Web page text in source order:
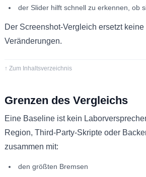
der Slider hilft schnell zu erkennen, ob
Der Screenshot-Vergleich ersetzt
Veränderungen.
↑ Zum Inhaltsverzeichnis
Grenzen des Vergleichs
Eine Baseline ist kein
Region, Third-Party-Skripte oder
zusammen mit:
den größten Bremsen